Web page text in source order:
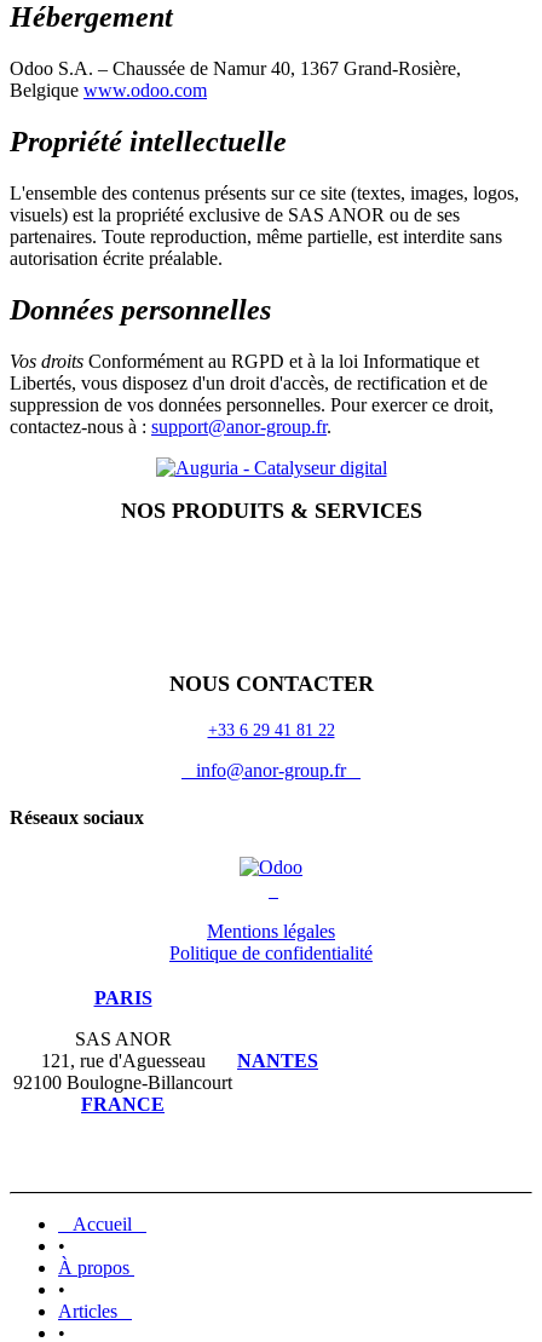
Hébergement
Odoo S.A. – Chaussée de Namur 40, 1367 Grand-Rosière,
Belgique www.odoo.com
Propriété intellectuelle
L'ensemble des contenus présents sur ce site (textes, images, logos,
visuels) est la propriété exclusive de SAS ANOR ou de ses
partenaires. Toute reproduction, même partielle, est interdite sans
autorisation écrite préalable.
Données personnelles
Vos droits Conformément au RGPD et à la loi Informatique et
Libertés, vous disposez d'un droit d'accès, de rectification et de
suppression de vos données personnelles. Pour exercer ce droit,
contactez-nous à : support@anor-group.fr.
NOS PRODUITS & SERVICES
NOUS CONTACTER
+33 6 29 41 81 22
info@anor-group.fr
Réseaux sociaux
Mentions légales
Politique de confidentialité
PARIS
SAS ANOR
121, rue d'Aguesseau
92100 Boulogne-Billancourt
FRANCE
NANTES
Accueil
•
À propos
•
Articles
•